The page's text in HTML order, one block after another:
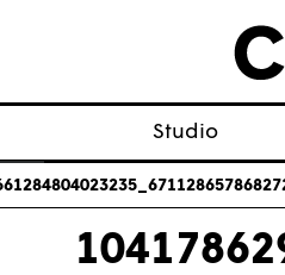
Studio